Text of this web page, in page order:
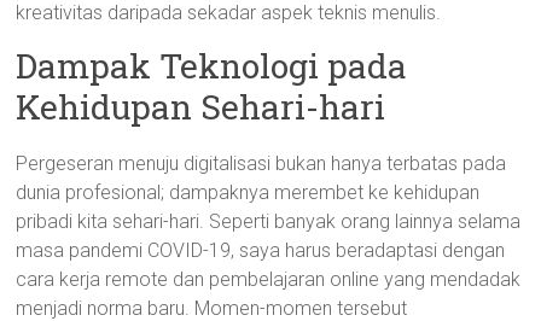
kreativitas daripada sekadar aspek teknis menulis.
Dampak Teknologi pada
Kehidupan Sehari-hari
Pergeseran menuju digitalisasi bukan hanya terbatas pada
dunia profesional; dampaknya merembet ke kehidupan
pribadi kita sehari-hari. Seperti banyak orang lainnya selama
masa pandemi COVID-19, saya harus beradaptasi dengan
cara kerja remote dan pembelajaran online yang mendadak
menjadi norma baru. Momen-momen tersebut